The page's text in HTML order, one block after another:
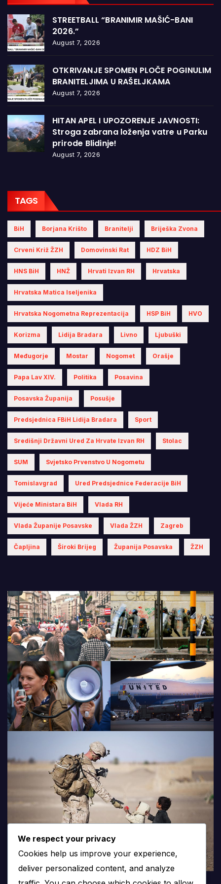
STREETBALL “BRANIMIR MAŠIĆ-BANI
2026.”
August 7, 2026
OTKRIVANJE SPOMEN PLOČE POGINULIM
BRANITELJIMA U RAŠELJKAMA
August 7, 2026
HITAN APEL I UPOZORENJE JAVNOSTI:
Stroga zabrana loženja vatre u Parku
prirode Blidinje!
August 7, 2026
TAGS
BiH Borjana Krišto Branitelji Briješka Zvona
Crveni Križ ŽZH Domovinski Rat HDZ BiH
HNS BiH HNŽ Hrvati Izvan RH Hrvatska
Hrvatska Matica Iseljenika
Hrvatska Nogometna Reprezentacija HSP BiH HVO
Korizma Lidija Bradara Livno Ljubuški
Međugorje Mostar Nogomet Orašje
Papa Lav XIV. Politika Posavina
Posavska Županija Posušje
Predsjednica FBiH Lidija Bradara Sport
Središnji Državni Ured Za Hrvate Izvan RH Stolac
SUM Svjetsko Prvenstvo U Nogometu
Tomislavgrad Ured Predsjednice Federacije BiH
Vijeće Ministara BiH Vlada RH
Vlada Županije Posavske Vlada ŽZH Zagreb
Čapljina Široki Brijeg Županija Posavska ŽZH
We respect your privacy
Cookies help us improve your experience,
deliver personalized content, and analyze